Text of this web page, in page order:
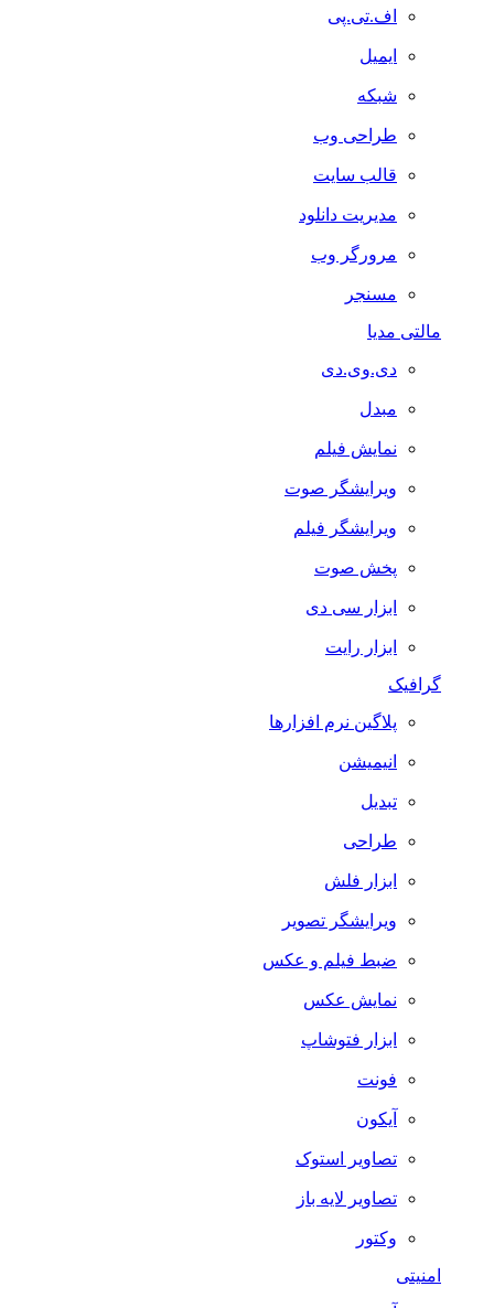
اف.تی.پی
ایمیل
شبکه
طراحی وب
قالب سایت
مدیریت دانلود
مرورگر وب
مسنجر
مالتی مدیا
دی.وی.دی
مبدل
نمایش فیلم
ویرایشگر صوت
ویرایشگر فیلم
پخش صوت
ابزار سی دی
ابزار رایت
گرافیک
پلاگین نرم افزارها
انیمیشن
تبدیل
طراحی
ابزار فلش
ویرایشگر تصویر
ضبط فيلم و عكس
نمایش عکس
ابزار فتوشاپ
فونت
آیکون
تصاویر استوک
تصاویر لایه باز
وکتور